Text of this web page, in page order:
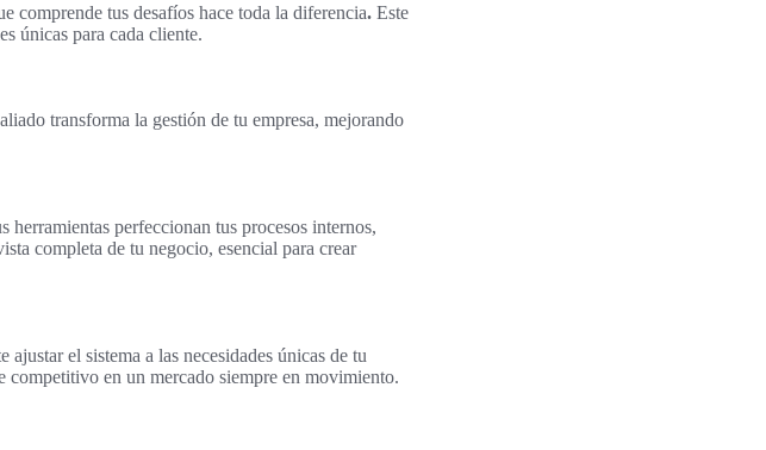
comprende tus desafíos hace toda la diferencia. Este
únicas para cada cliente.
transforma la gestión de tu empresa, mejorando
perfeccionan tus procesos internos,
completa de tu negocio, esencial para crear
el sistema a las necesidades únicas de tu
competitivo en un mercado siempre en movimiento.